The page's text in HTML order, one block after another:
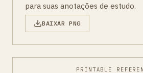
para suas anotações de estudo.
BAIXAR PNG
PRINTABLE